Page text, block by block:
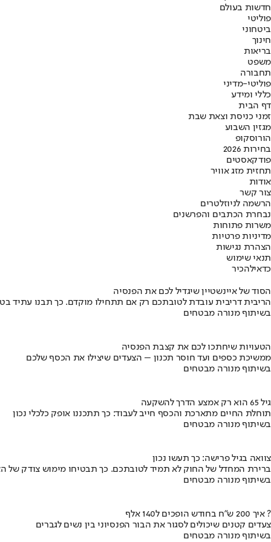
חדשות בעולם
פוליטי
ביטחוני
חינוך
בריאות
משפט
תחבורה
פוליטי-מדיני
כללי ומידע
דף הבית
זמני כניסת וצאת שבת
מגזין השבוע
הורוסקופ
בחירות 2026
פודקאסטים
תחזית מזג אוויר
אודות
צור קשר
הרשמה לניוזלטרים
נבחרת הכתבים והפרשנים
משרות פתוחות
מדיניות פרטיות
הצהרת נגישות
תנאי שימוש
כדאילהכיר
הסוד של איינשטיין שיגדיל לכם את הפנסיה
הריבית דריבית עובדת לטובתכם רק אם תתחילו מוקדם. כך תבנו עתיד
בשיתוף מנורה מבטחים
הטעויות שיחתכו לכם את קצבת הפנסיה
ממשיכת כספים ועד חוסר תכנון – הצעדים שיצילו את הכסף שלכם
בשיתוף מנורה מבטחים
גיל 65 הוא רק אמצע הדרך להשקעה
תוחלת החיים מתארכת והכסף חייב לעבוד: כך תתכננו אופק כלכלי נכון
בשיתוף מנורה מבטחים
צוואה בגיל פרישה: כך תעשו נכון
ברירת המחדל של החוק לא תמיד לטובתכם. כך תבטיחו מימוש צודק של
בשיתוף מנורה מבטחים
איך 200 ש"ח בחודש הופכים ל140 אלף ?
צעדים קטנים שיכולים לסגור את הבור הפנסיוני בין נשים לגברים
בשיתוף מנורה מבטחים